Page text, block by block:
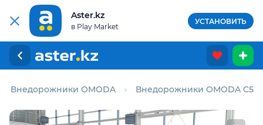
Aster.kz
в Play Market
УСТАНОВИТЬ
Внедорожники OMODA Внедорожники OMODA C5